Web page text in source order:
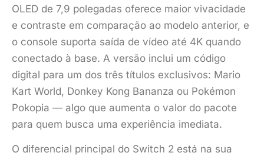
OLED de 7,9 polegadas oferece maior vivacidade
e contraste em comparação ao modelo anterior, e
o console suporta saída de vídeo até 4K quando
conectado à base. A versão inclui um código
digital para um dos três títulos exclusivos: Mario
Kart World, Donkey Kong Bananza ou Pokémon
Pokopia — algo que aumenta o valor do pacote
para quem busca uma experiência imediata.
O diferencial principal do Switch 2 está na sua